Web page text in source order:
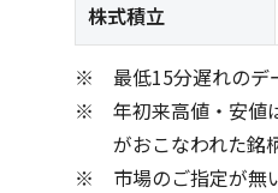
株式積立
最低15分遅れのデ
年初来高値・安値
がおこなわれた銘
市場のご指定が無